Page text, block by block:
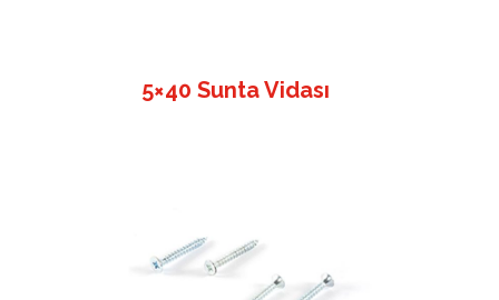
5×40 Sunta Vidası